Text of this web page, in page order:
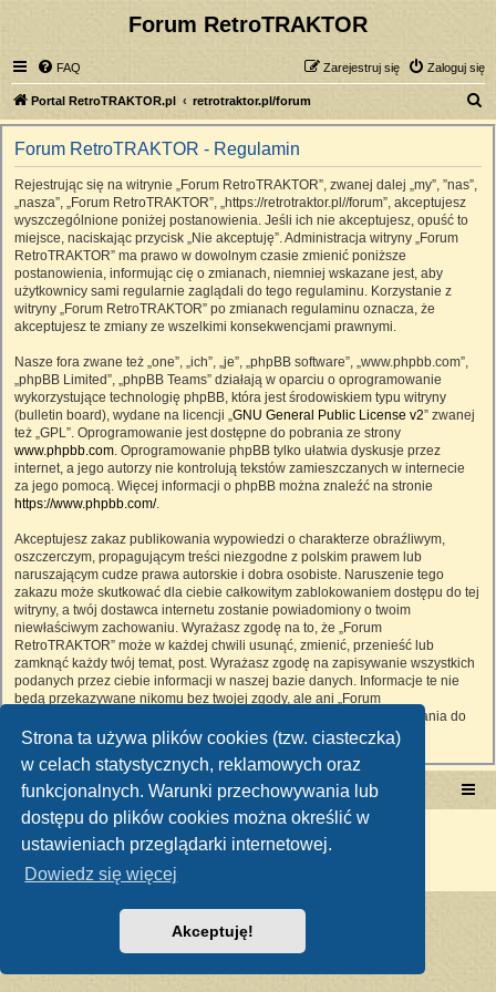
Strona ta używa plików cookies (tzw. ciasteczka)
w celach statystycznych, reklamowych oraz
funkcjonalnych. Warunki przechowywania lub
dostępu do plików cookies można określić w
ustawieniach przeglądarki internetowej.
Dowiedz się więcej
Akceptuję!
Forum RetroTRAKTOR
FAQ Zaloguj się
Zarejestruj się
Portal RetroTRAKTOR.pl retrotraktor.pl/forum
z
Forum RetroTRAKTOR - Regulamin
Rejestrując się na witrynie „Forum RetroTRAKTOR”, zwanej dalej „my”, ”nas”,
„nasza”, „Forum RetroTRAKTOR”, „https://retrotraktor.pl//forum”, akceptujesz
wyszczególnione poniżej postanowienia. Jeśli ich nie akceptujesz, opuść to
miejsce, naciskając przycisk „Nie akceptuję”. Administracja witryny „Forum
RetroTRAKTOR” ma prawo w dowolnym czasie zmienić poniższe
postanowienia, informując cię o zmianach, niemniej wskazane jest, aby
użytkownicy sami regularnie zaglądali do tego regulaminu. Korzystanie z
witryny „Forum RetroTRAKTOR” po zmianach regulaminu oznacza, że
akceptujesz te zmiany ze wszelkimi konsekwencjami prawnymi.
Nasze fora zwane też „one”, „ich”, „je”, „phpBB software”, „www.phpbb.com”,
„phpBB Limited”, „phpBB Teams” działają w oparciu o oprogramowanie
wykorzystujące technologię phpBB, która jest środowiskiem typu witryny
(bulletin board), wydane na licencji „GNU General Public License v2” zwanej
też „GPL”. Oprogramowanie jest dostępne do pobrania ze strony
www.phpbb.com. Oprogramowanie phpBB tylko ułatwia dyskusje przez
internet, a jego autorzy nie kontrolują tekstów zamieszczanych w internecie
za jego pomocą. Więcej informacji o phpBB można znaleźć na stronie
https://www.phpbb.com/.
Akceptujesz zakaz publikowania wypowiedzi o charakterze obraźliwym,
oszczerczym, propagującym treści niezgodne z polskim prawem lub
naruszającym cudze prawa autorskie i dobra osobiste. Naruszenie tego
zakazu może skutkować dla ciebie całkowitym zablokowaniem dostępu do tej
witryny, a twój dostawca internetu zostanie powiadomiony o twoim
niewłaściwym zachowaniu. Wyrażasz zgodę na to, że „Forum
RetroTRAKTOR” może w każdej chwili usunąć, zmienić, przenieść lub
zamknąć każdy twój temat, post. Wyrażasz zgodę na zapisywanie wszystkich
podanych przez ciebie informacji w naszej bazie danych. Informacje te nie
będą przekazywane nikomu bez twojej zgody, ale ani „Forum
RetroTRAKTOR”, ani phpBB nie ponosi odpowiedzialności za włamania do
witryny, podczas których może dojść do kradzieży danych.
Portal RetroTRAKTOR.pl retrotraktor.pl/forum
Technologię dostarcza
Polski pakiet językowy dostarczaphpBB.pl
Zasady ochrony danych osobowych